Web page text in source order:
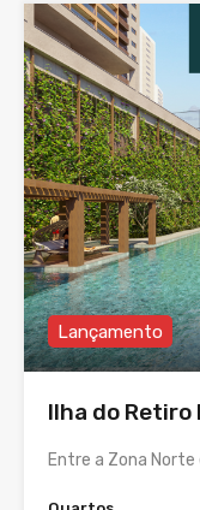
Lançamento
Ilha do Retiro
Entre a Zona